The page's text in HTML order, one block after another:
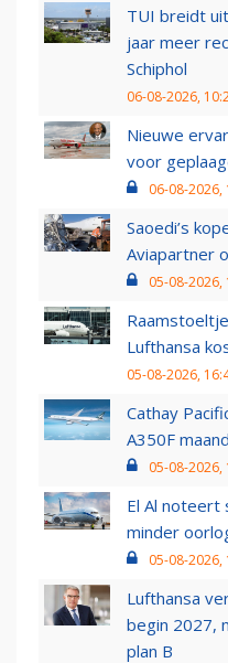
TUI breidt
jaar meer
Schiphol
06-08-2026,
Nieuwe
voor
06-08-2026,
Saoedi’s
Aviapartner
05-08-2026,
Lufthansa
05-08-2026,
Cathay
A350F
05-08-2026,
El Al noteert
minder
05-08-2026,
Lufthansa
begin 2027,
plan B